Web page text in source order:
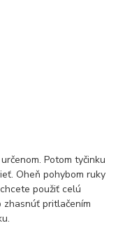
Potom tyčinku
Oheň pohybom ruky
použiť celú
zhasnúť pritlačením